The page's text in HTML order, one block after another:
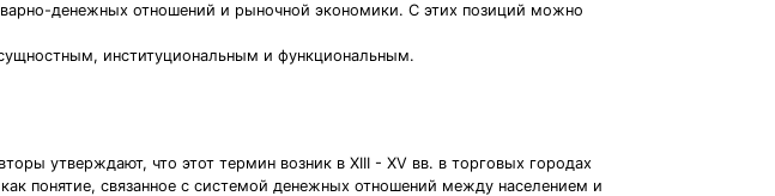
денежных отношений и рыночной экономики. С этих позиций можно
институциональным и функциональным.
утверждают, что этот термин возник в XIII - XV вв. в торговых городах
понятие, связанное с системой денежных отношений между населением и